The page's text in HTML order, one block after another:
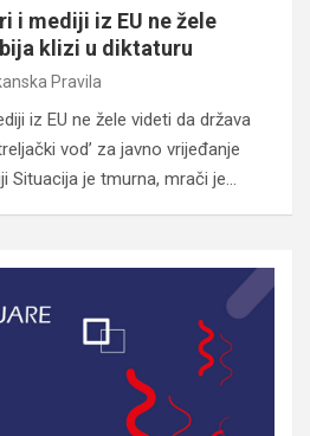
i mediji iz EU ne žele
klizi u diktaturu
Pravila
iz EU ne žele videti da država
vod’ za javno vrijeđanje
Situacija je tmurna, mrači je…